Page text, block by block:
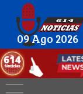
09 Ago 2026